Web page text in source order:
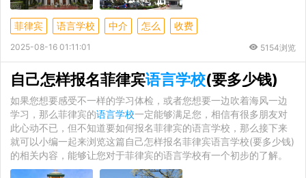
菲律宾 语言学校 中介 怎么 收费
2025-08-16 01:11:01 5154浏览
自己怎样报名菲律宾语言学校(要多少钱)
如果您想要感受不一样的学习体检，或者您想要一边吹着海风一边
学习，那么菲律宾的语言学校一定能够满足您，相信有很多朋友对
此心动不已，但不知道要如何报名菲律宾的语言学校，那么接下来
就可以小编一起来浏览这篇自己怎样报名菲律宾语言学校(要多少钱)
的相关内容，能够让您对于菲律宾的语言学校有一个初步的了解。